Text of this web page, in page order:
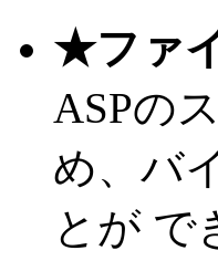
★ファ
ASPの
め、バ
とが で